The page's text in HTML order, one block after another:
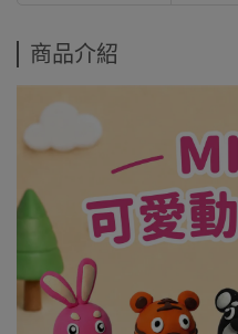
商品介紹